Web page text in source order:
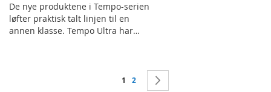
De nye produktene i Tempo-serien
løfter praktisk talt linjen til en
annen klasse. Tempo Ultra har
enestående lydopplevelse og kraft
Side
You're currently reading page
1 Side
2